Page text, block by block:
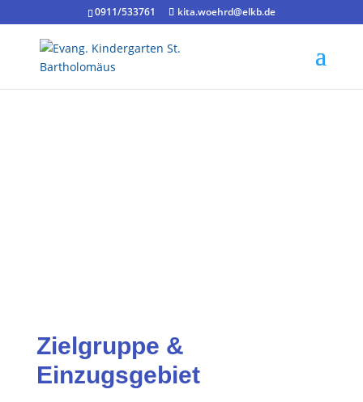
0911/533761 kita.woehrd@elkb.de
Zielgruppe &
Einzugsgebiet